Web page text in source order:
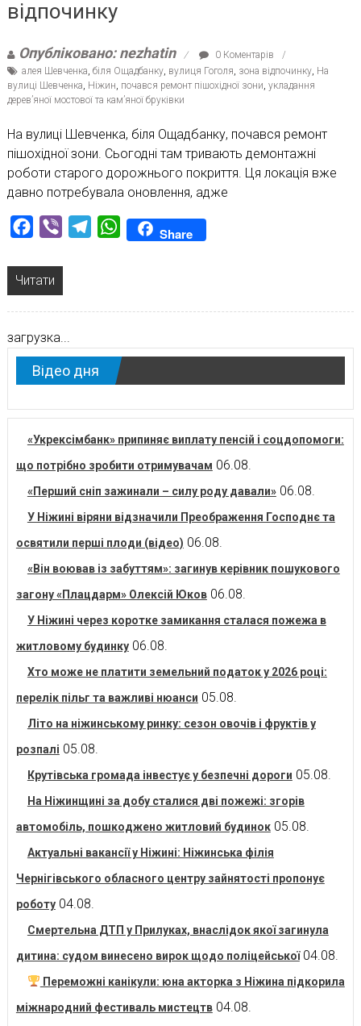
відпочинку
Опубліковано: nezhatin
0 Коментарів
алея Шевченка біля Ощадбанку, вулиця Гоголя зона відпочинку, На
вулиці Шевченка Ніжин почався ремонт пішохідної зони укладання
дерев’яної мостової та кам’яної бруківки
На вулиці Шевченка, біля Ощадбанку, почався ремонт
пішохідної зони. Сьогодні там тривають демонтажні
роботи старого дорожнього покриття. Ця локація вже
давно потребувала оновлення, адже
Facebook
Viber TelegramWhatsAppShare
Читати
загрузка...
Відео дня
«Укрексімбанк» припиняє виплату пенсій і соцдопомоги:
що потрібно зробити отримувачам 06.08.
«Перший сніп зажинали – силу роду давали» 06.08.
У Ніжині віряни відзначили Преображення Господнє та
освятили перші плоди (відео) 06.08.
«Він воював із забуттям»: загинув керівник пошукового
загону «Плацдарм» Олексій Юков 06.08.
У Ніжині через коротке замикання сталася пожежа в
житловому будинку 06.08.
Хто може не платити земельний податок у 2026 році:
перелік пільг та важливі нюанси 05.08.
Літо на ніжинському ринку: сезон овочів і фруктів у
розпалі 05.08.
Крутівська громада інвестує у безпечні дороги 05.08.
На Ніжинщині за добу сталися дві пожежі: згорів
автомобіль, пошкоджено житловий будинок 05.08.
Актуальні вакансії у Ніжині: Ніжинська філія
Чернігівського обласного центру зайнятості пропонує
роботу 04.08.
Смертельна ДТП у Прилуках, внаслідок якої загинула
дитина: судом винесено вирок щодо поліцейської 04.08.
Переможні канікули: юна акторка з Ніжина підкорила
міжнародний фестиваль мистецтв 04.08.